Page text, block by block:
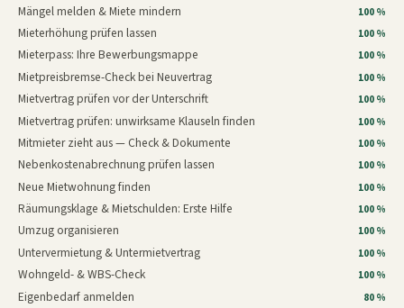
Mängel melden & Miete mindern 100 %
Mieterhöhung prüfen lassen 100 %
Mieterpass: Ihre Bewerbungsmappe 100 %
Mietpreisbremse-Check bei Neuvertrag 100 %
Mietvertrag prüfen vor der Unterschrift 100 %
Mietvertrag prüfen: unwirksame Klauseln finden 100 %
Mitmieter zieht aus — Check & Dokumente 100 %
Nebenkostenabrechnung prüfen lassen 100 %
Neue Mietwohnung finden 100 %
Räumungsklage & Mietschulden: Erste Hilfe 100 %
Umzug organisieren 100 %
Untervermietung & Untermietvertrag 100 %
Wohngeld- & WBS-Check 100 %
Eigenbedarf anmelden 80 %